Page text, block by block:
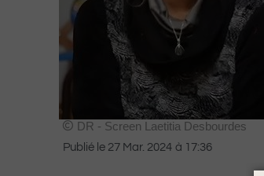
DR - Screen Laetitia Desbourdes
Publié le 27 Mar. 2024 à 17:36